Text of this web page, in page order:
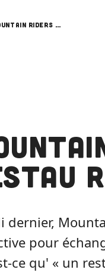
Mountain Riders // Mon Restau Responsable
dernier,
pour
ce qu' « un